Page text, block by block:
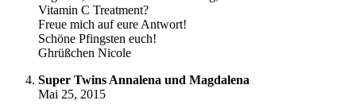
Vitamin C Treatment?
Freue mich auf eure Antwort!
Schöne Pfingsten euch!
Ghrüßchen Nicole
Super Twins Annalena und Magdalena
Mai 25, 2015